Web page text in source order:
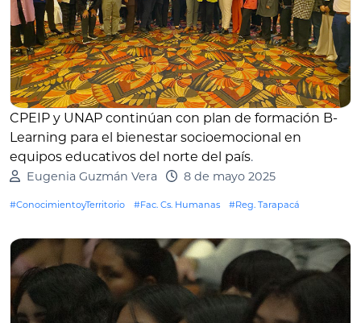
CPEIP y UNAP continúan con plan de formación B-
Learning para el bienestar socioemocional en
equipos educativos del norte del país.
Eugenia Guzmán Vera 8 de mayo 2025
#ConocimientoyTerritorio #Fac. Cs. Humanas #Reg. Tarapacá